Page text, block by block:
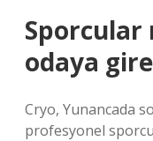
Sporcular
odaya
Cryo, Yunancada
profesyonel